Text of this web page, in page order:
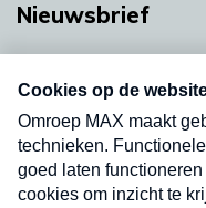
Nieuwsbrief
nieuwsbrief. Elke
uw mailbox.